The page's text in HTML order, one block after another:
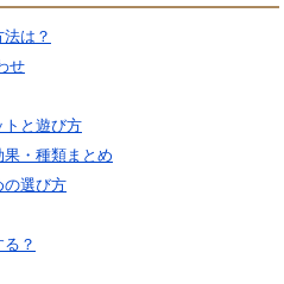
は？
せ
トと遊び方
・種類まとめ
の選び方
？